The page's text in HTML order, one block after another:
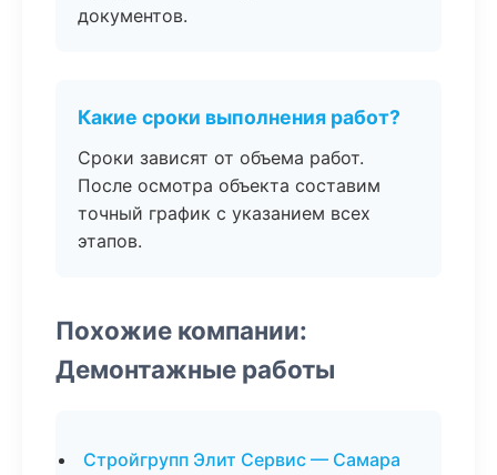
документов.
Какие сроки выполнения работ?
Сроки зависят от объема работ.
После осмотра объекта составим
точный график с указанием всех
этапов.
Похожие компании:
Демонтажные работы
Стройгрупп Элит Сервис — Самара